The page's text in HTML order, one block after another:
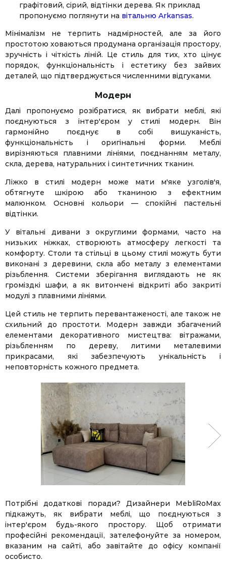
графітовий, сірий, відтінки дерева. Як приклад
пропонуємо поглянути на вітальню Arkansas.
Мінімалізм не терпить надмірностей, але за його
простотою ховаються продумана організація простору,
зручність і чіткість ліній. Це стиль для тих, хто цінує
порядок, функціональність і естетику без зайвих
деталей, що підтверджується численними відгуками.
Модерн
Далі пропонуємо розібратися, як вибрати меблі, які
поєднуються з інтер'єром у стилі модерн. Він
гармонійно поєднує в собі вишуканість,
функціональність і оригінальні форми. Меблі
вирізняються плавними лініями, поєднанням металу,
скла, дерева, натуральних і синтетичних тканин.
Ліжко в стилі модерн може мати м'яке узголів'я,
обтягнуте шкірою або тканиною з ефектним
малюнком. Основні кольори — спокійні пастельні
відтінки.
У вітальні дивани з округлими формами, часто на
низьких ніжках, створюють атмосферу легкості та
комфорту. Столи та стільці в цьому стилі можуть бути
виконані з деревини, скла або металу з елементами
різьблення. Системи зберігання виглядають не як
громіздкі шафи, а як витончені відкриті або закриті
модулі з плавними лініями.
Цей стиль не терпить перевантаженості, але також не
схильний до простоти. Модерн завжди збагачений
елементами декоративного мистецтва: вітражами,
різьбленням по дереву, литими металевими
прикрасами, які забезпечують унікальність і
неповторність кожного предмета.
Потрібні додаткові поради? Дизайнери MebliRoMax
підкажуть, як вибрати меблі, що поєднуються з
інтер'єром будь-якого простору. Щоб отримати
професійні рекомендації, зателефонуйте за номером,
вказаним на сайті, або завітайте до офісу компанії
особисто.